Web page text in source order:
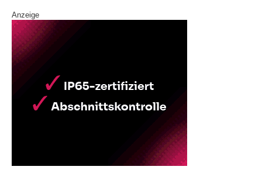
Anzeige